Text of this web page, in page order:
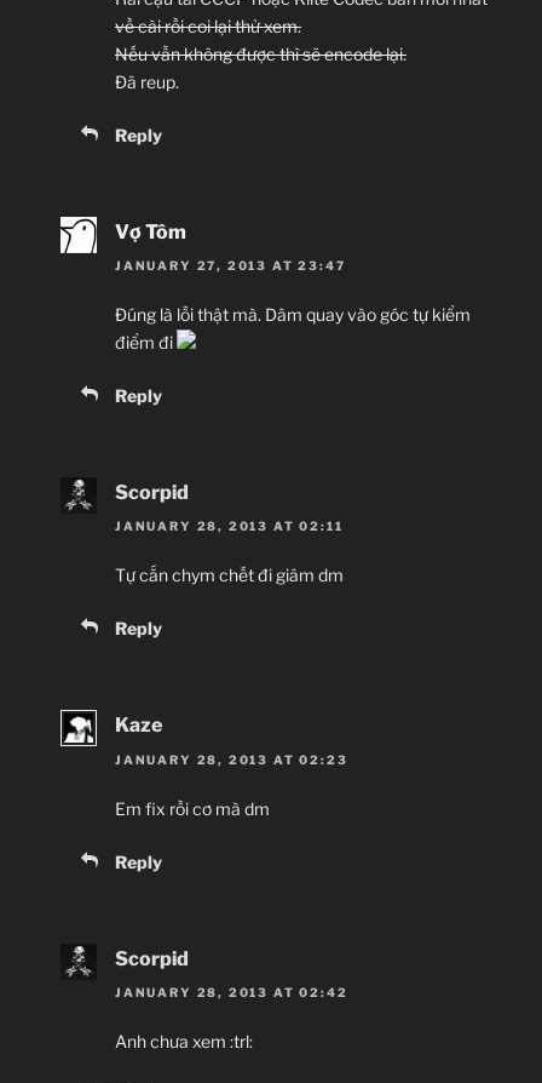
về cài rồi coi lại thử xem.
Nếu vẫn không được thì sẽ encode lại.
Đã reup.
Reply
Vợ Tôm
JANUARY 27, 2013 AT 23:47
Đúng là lỗi thật mà. Dâm quay vào góc tự kiểm
điểm đi
Reply
Scorpid
JANUARY 28, 2013 AT 02:11
Tự cắn chym chết đi giâm dm
Reply
Kaze
JANUARY 28, 2013 AT 02:23
Em fix rồi cơ mà dm
Reply
Scorpid
JANUARY 28, 2013 AT 02:42
Anh chưa xem :trl: